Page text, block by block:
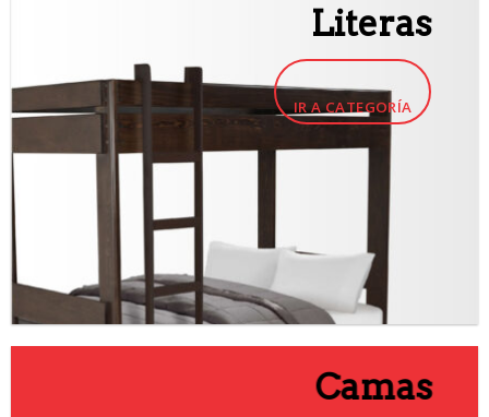
Literas
IR A CATEGORÍA
Camas